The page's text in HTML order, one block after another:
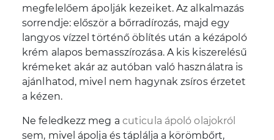
megfelelőem ápolják kezeiket. Az alkalmazás
sorrendje: először a bőrradírozás, majd egy
langyos vízzel történő öblítés után a kézápoló
krém alapos bemasszírozása. A kis kiszerelésű
krémeket akár az autóban való használatra is
ajánlhatod, mivel nem hagynak zsíros érzetet
a kézen.
Ne feledkezz meg a cuticula ápoló olajokról
sem, mivel ápolja és táplálja a körömbőrt,